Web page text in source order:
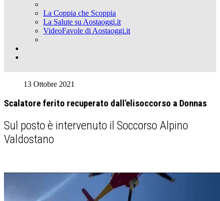
La Coppia che Scoppia
La Salute su Aostaoggi.it
VideoFavole di Aostaoggi.it
13 Ottobre 2021
Scalatore ferito recuperato dall'elisoccorso a Donnas
Sul posto è intervenuto il Soccorso Alpino
Valdostano